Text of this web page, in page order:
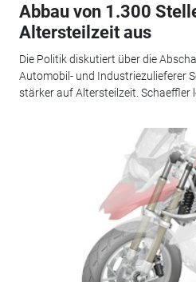
Abbau von 1.300
Altersteilzeit aus
Die Politik diskutiert über die
Automobil- und Industriezulieferer
stärker auf Altersteilzeit. Schaeffler